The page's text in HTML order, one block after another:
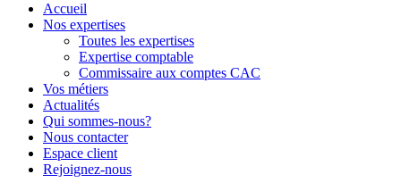
Accueil
Nos expertises
Toutes les expertises
Expertise comptable
Commissaire aux comptes CAC
Vos métiers
Actualités
Qui sommes-nous?
Nous contacter
Espace client
Rejoignez-nous